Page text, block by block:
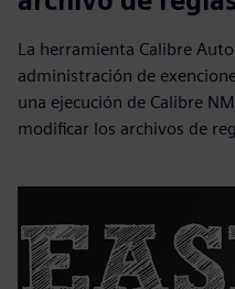
La herramienta Calibre
administración de
una ejecución de Calibre
modificar los archivos de